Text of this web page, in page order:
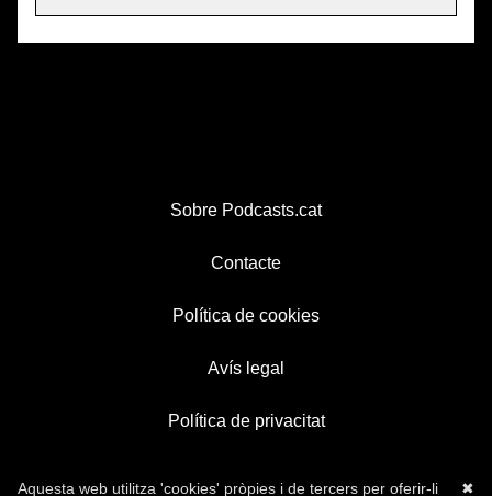
Sobre Podcasts.cat
Contacte
Política de cookies
Avís legal
Política de privacitat
✖
Aquesta web utilitza 'cookies' pròpies i de tercers per oferir-li